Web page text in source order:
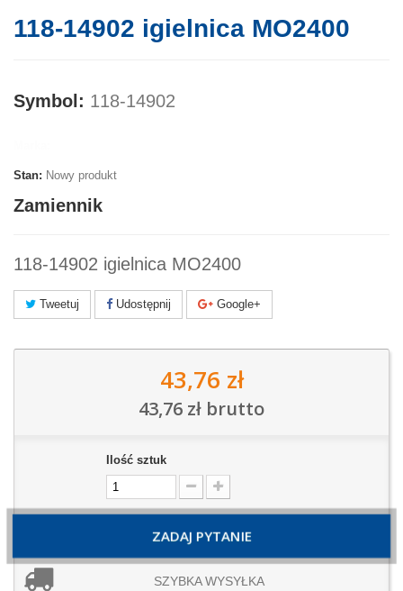
118-14902 igielnica MO2400
Symbol: 118-14902
Stan: Nowy produkt
Zamiennik
118-14902 igielnica MO2400
Tweetuj Udostępnij Google+
43,76 zł
43,76 zł brutto
Ilość sztuk
ZADAJ PYTANIE
SZYBKA WYSYŁKA